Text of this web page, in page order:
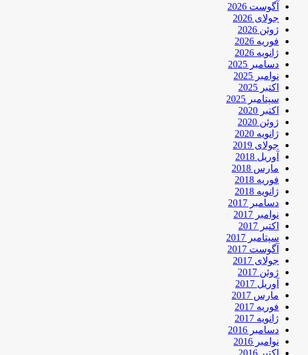
آگوست 2026
جولای 2026
ژوئن 2026
فوریه 2026
ژانویه 2026
دسامبر 2025
نوامبر 2025
اکتبر 2025
سپتامبر 2025
اکتبر 2020
ژوئن 2020
ژانویه 2020
جولای 2019
آوریل 2018
مارس 2018
فوریه 2018
ژانویه 2018
دسامبر 2017
نوامبر 2017
اکتبر 2017
سپتامبر 2017
آگوست 2017
جولای 2017
ژوئن 2017
آوریل 2017
مارس 2017
فوریه 2017
ژانویه 2017
دسامبر 2016
نوامبر 2016
اکتبر 2016